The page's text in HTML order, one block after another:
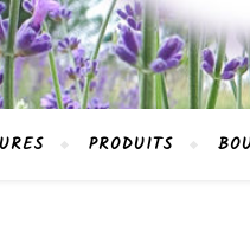
PRODUITS